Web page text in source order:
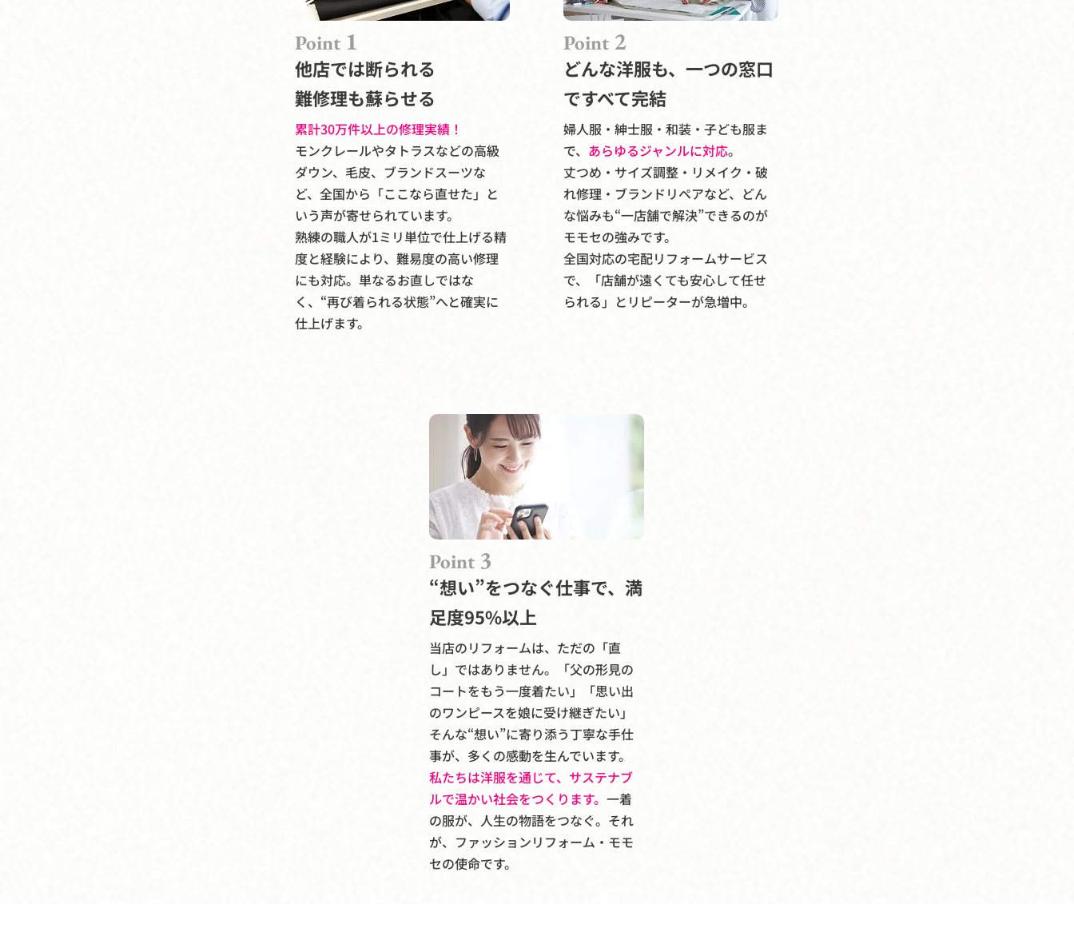
他店では断られる
難修理も蘇らせる
Point 1
累計30万件以上の修理実績！
モンクレールやタトラスなどの高級
ダウン、毛皮、ブランドスーツな
ど、全国から「ここなら直せた」と
いう声が寄せられています。
熟練の職人が1ミリ単位で仕上げる精
度と経験により、難易度の高い修理
にも対応。単なるお直しではな
く、“再び着られる状態”へと確実に
仕上げます。
どんな洋服も、一つの窓口
ですべて完結
Point 2
婦人服・紳士服・和装・子ども服ま
で、 あらゆるジャンルに対応。
丈つめ・サイズ調整・リメイク・破
れ修理・ブランドリペアなど、どん
な悩みも“一店舗で解決”できるのが
モモセの強みです。
全国対応の宅配リフォームサービス
で、「店舗が遠くても安心して任せ
られる」とリピーターが急増中。
“想い”をつなぐ仕事で、満
足度95%以上
Point 3
当店のリフォームは、ただの「直
し」ではありません。「父の形見の
コートをもう一度着たい」「思い出
のワンピースを娘に受け継ぎたい」
そんな“想い”に寄り添う丁寧な手仕
事が、多くの感動を生んでいます。
私たちは洋服を通じて、サステナブ
ルで温かい社会をつくります。 一着
の服が、人生の物語をつなぐ。それ
が、ファッションリフォーム・モモ
セの使命です。